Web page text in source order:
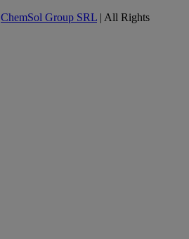
ChemSol Group SRL | All Rights